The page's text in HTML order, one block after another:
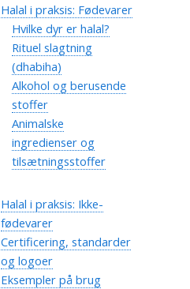
Halal i praksis: Fødevarer
Hvilke dyr er halal?
Rituel slagtning
(dhabiha)
Alkohol og berusende
stoffer
Animalske
ingredienser og
tilsætningsstoffer
Halal i praksis: Ikke-
fødevarer
Certificering, standarder
og logoer
Eksempler på brug